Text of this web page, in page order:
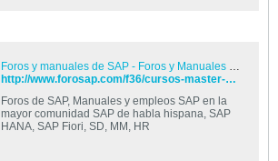
Foros y manuales de SAP - Foros y Manuales de SAP
http://www.forosap.com/f36/cursos-master-sap-t8360/
Foros de SAP, Manuales y empleos SAP en la
mayor comunidad SAP de habla hispana, SAP
HANA, SAP Fiori, SD, MM, HR